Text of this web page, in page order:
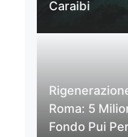
Caraibi
Roma: 5
Fondo Pui